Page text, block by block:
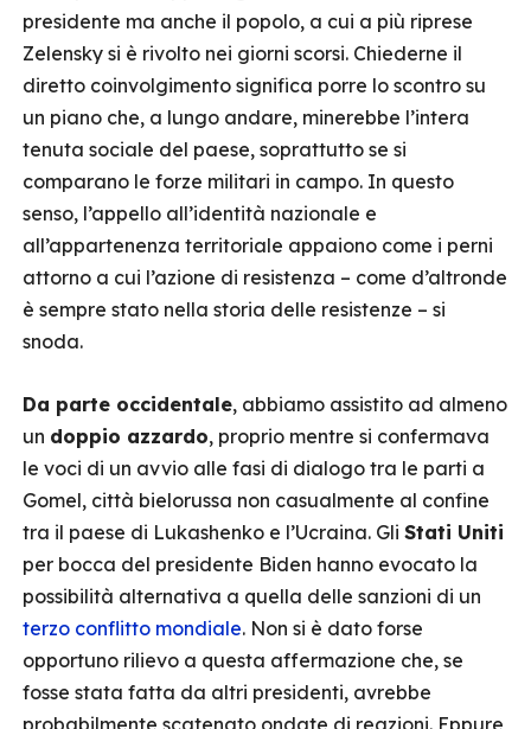
presidente ma anche il popolo, a cui a più riprese
Zelensky si è rivolto nei giorni scorsi. Chiederne il
diretto coinvolgimento significa porre lo scontro su
un piano che, a lungo andare, minerebbe l’intera
tenuta sociale del paese, soprattutto se si
comparano le forze militari in campo. In questo
senso, l’appello all’identità nazionale e
all’appartenenza territoriale appaiono come i perni
attorno a cui l’azione di resistenza – come d’altronde
è sempre stato nella storia delle resistenze – si
snoda.
Da parte occidentale, abbiamo assistito ad almeno
un doppio azzardo, proprio mentre si confermava
le voci di un avvio alle fasi di dialogo tra le parti a
Gomel, città bielorussa non casualmente al confine
tra il paese di Lukashenko e l’Ucraina. Gli Stati Uniti
per bocca del presidente Biden hanno evocato la
possibilità alternativa a quella delle sanzioni di un
terzo conflitto mondiale. Non si è dato forse
opportuno rilievo a questa affermazione che, se
fosse stata fatta da altri presidenti, avrebbe
probabilmente scatenato ondate di reazioni. Eppure